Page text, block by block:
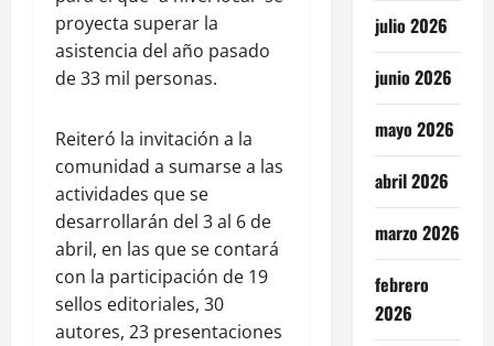
proyecta superar la
asistencia del año pasado
de 33 mil personas.
Reiteró la invitación a la
comunidad a sumarse a las
actividades que se
desarrollarán del 3 al 6 de
abril, en las que se contará
con la participación de 19
sellos editoriales, 30
autores, 23 presentaciones
julio 2026
junio 2026
mayo 2026
abril 2026
marzo 2026
febrero
2026